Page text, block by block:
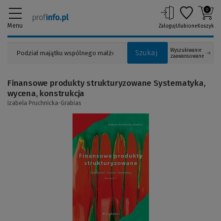
Menu
Szukaj
Wyszukiwanie
zaawansowane
ZalogujUlubione
0
Koszyk
Finansowe produkty strukturyzowane Systematyka,
wycena, konstrukcja
Izabela Pruchnicka-Grabias